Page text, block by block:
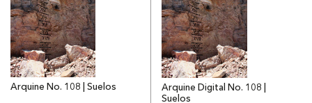
Arquine No. 108 | Suelos
Arquine Digital No. 108 |
Suelos